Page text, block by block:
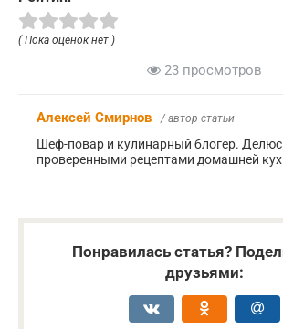
( Пока оценок нет )
23 просмотров
Алексей Смирнов / автор статьи
Шеф-повар и кулинарный блогер.
проверенными рецептами домашней
Понравилась статья?
друзьями: